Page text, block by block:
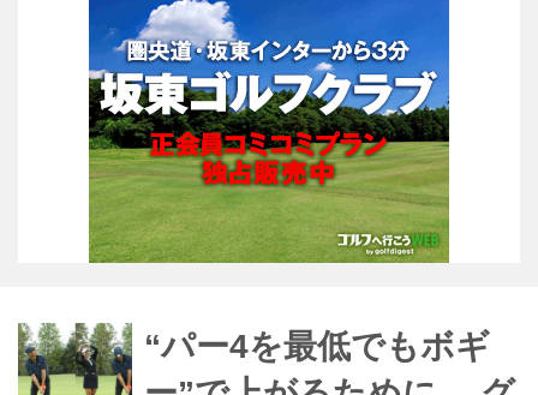
“パー4を最低でもボギ